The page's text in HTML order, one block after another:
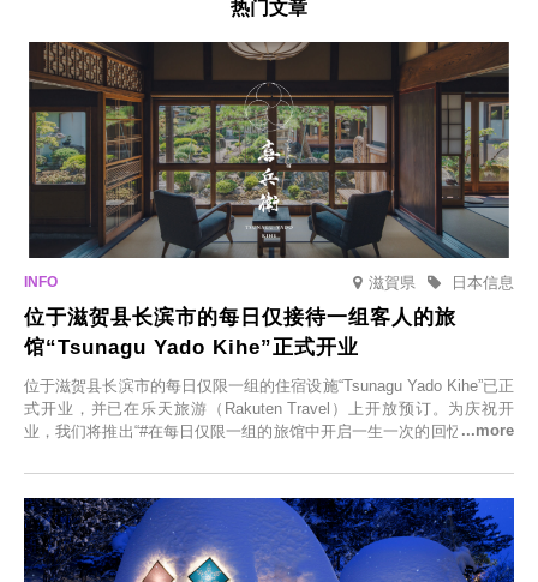
热门文章
滋賀県 日本信息
位于滋贺县长滨市的每日仅接待一组客人的旅
馆“Tsunagu Yado Kihe”正式开业
位于滋贺县长滨市的每日仅限一组的住宿设施“Tsunagu Yado Kihe”已正
式开业，并已在乐天旅游（Rakuten Travel）上开放预订。为庆祝开
业，我们将推出“#在每日仅限一组的旅馆中开启一生一次的回忆之旅”活
在此与重要之人共度一段难忘的特别时光。